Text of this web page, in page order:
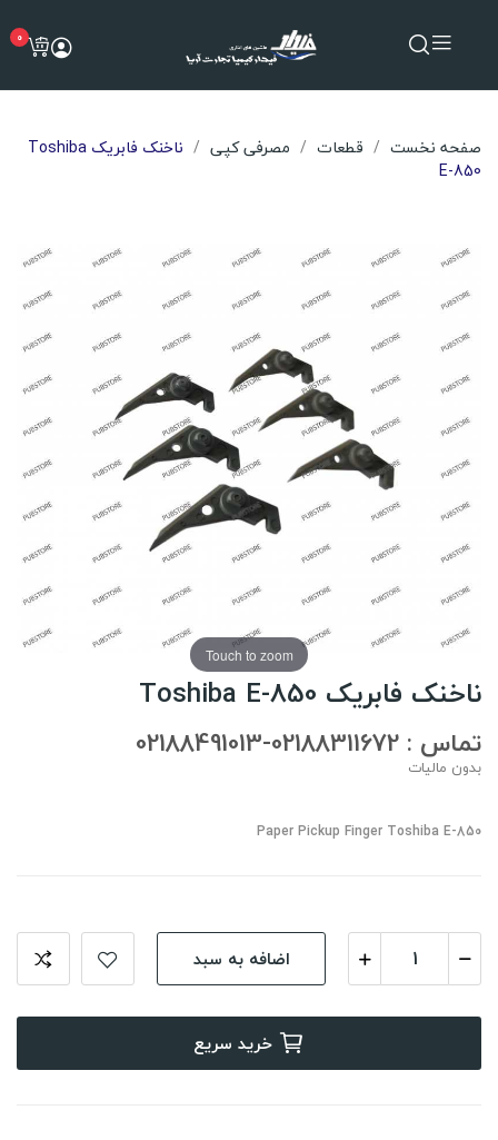
0
صفحه نخست قطعات مصرفی کپی
ناخنک فابریک Toshiba
E-850
Touch to zoom
ناخنک فابریک Toshiba E-850
تماس : 02188311672-02188491013
بدون مالیات
Paper Pickup Finger Toshiba E-850
اضافه به سبد
خرید سریع